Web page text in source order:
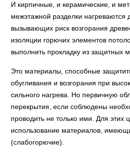
И кирпичные, и керамические, и
межэтажной разделки нагреваются
вызывающих риск возгорания
изоляции горючих элементов
выполнить прокладку из защитных
Это материалы, способные
обугливания и возгорания при
сильного нагрева. Но первичную
перекрытия, если соблюдены
проводить не только ими. Для этих
использование материалов,
(слабогорючие).